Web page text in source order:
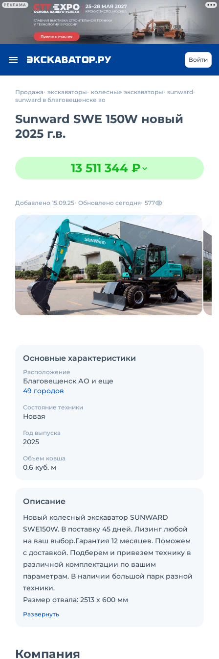
РЕКЛАМА
Войти
Продажа экскаваторы колесные экскаваторы sunward
sunward в благовещенске ао
Sunward SWE 150W новый
2025 г.в.
13 511 344 ₽
Добавлено 15.09.25 Обновлено сегодня 577
Основные характеристики
Расположение
Благовещенск АО и еще
49 городов
Состояние техники
Новая
Год выпуска
2025
Объем ковша
0.6 куб. м
Описание
Новый колесный экскаватор SUNWARD
SWE150W. В поставку 45 дней. Лизинг любой
на ваш выбор.Гарантия 12 месяцев. Поможем
с доставкой. Подберем и привезем технику в
различной комплектации по вашим
параметрам. В наличии большой парк разной
техники.
Размер отвала: 2513 x 600 мм
Масса: 13800 кг
Развернуть
Компания